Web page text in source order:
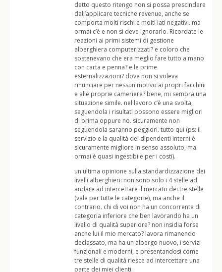
detto questo ritengo non si possa prescindere
dall’applicare tecniche revenue, anche se
comporta molti rischi e molti lati negativi. ma
ormai c’è e non si deve ignorarlo. Ricordate le
reazioni ai primi sistemi di gestione
alberghiera computerizzati? e coloro che
sostenevano che era meglio fare tutto a mano
con carta e penna? e le prime
esternalizzazioni? dove non si voleva
rinunciare per nessun motivo ai propri facchini
e alle proprie cameriere? bene, mi sembra una
situazione simile. nel lavoro c’è una svolta,
seguendola i risultati possono essere migliori
di prima oppure no. sicuramente non
seguendola saranno peggiori. tutto qui (ps: il
servizio e la qualità dei dipendenti interni è
sicuramente migliore in senso assoluto, ma
ormai è quasi ingestibile per i costi).
un ultima opinione sulla standardizzazione dei
livelli alberghieri: non sono solo i 4 stelle ad
andare ad intercettare il mercato dei tre stelle
(vale per tutte le categorie), ma anche il
contrario. chi di voi non ha un concorrente di
categoria inferiore che ben lavorando ha un
livello di qualità superiore? non insidia forse
anche lui il mio mercato? lavora rimanendo
declassato, ma ha un albergo nuovo, i servizi
funzionali e moderni, e presentandosi come
tre stelle di qualità riesce ad intercettare una
parte dei miei clienti.